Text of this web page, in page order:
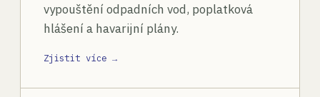
vypouštění odpadních vod, poplatková
hlášení a havarijní plány.
Zjistit více →